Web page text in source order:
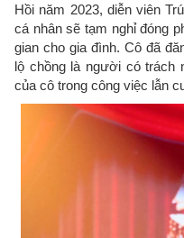
Hồi năm 2023, diễn viên
cá nhân sẽ tạm nghỉ đóng
gian cho gia đình. Cô đã
lộ chồng là người có trách
của cô trong công việc lẫn